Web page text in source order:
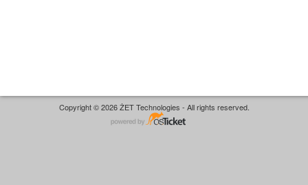
Copyright © 2026 ŻET Technologies - All rights reserved.